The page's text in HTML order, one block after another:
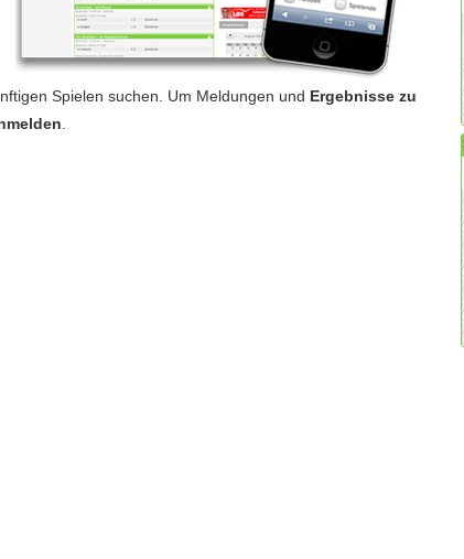
Spielen suchen. Um Meldungen und Ergebnisse zu